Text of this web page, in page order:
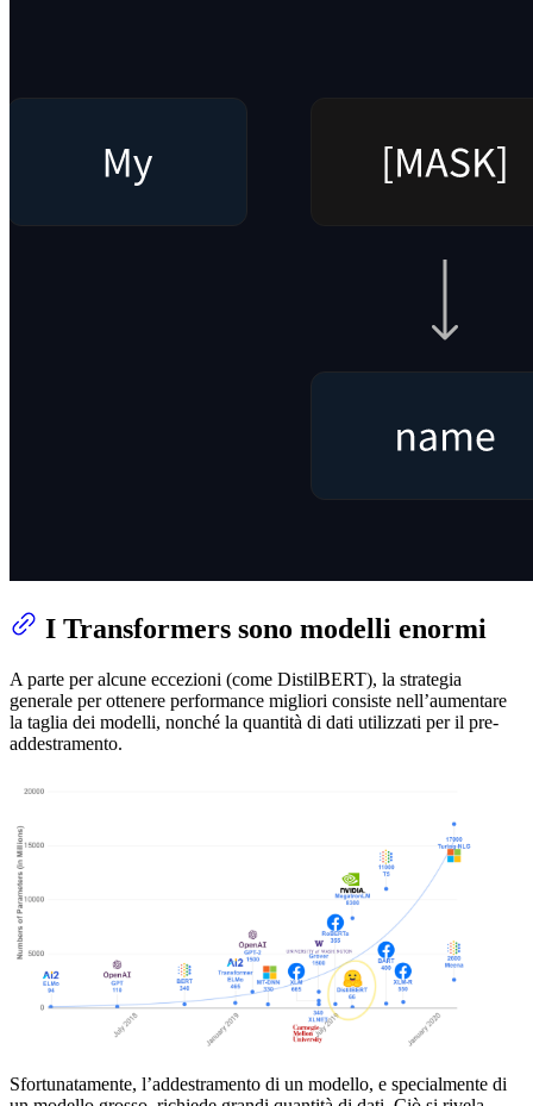
I Transformers sono modelli enormi
A parte per alcune eccezioni (come DistilBERT), la strategia
generale per ottenere performance migliori consiste nell’aumentare
la taglia dei modelli, nonché la quantità di dati utilizzati per il pre-
addestramento.
Sfortunatamente, l’addestramento di un modello, e specialmente di